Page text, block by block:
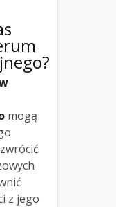
mogą
z jego